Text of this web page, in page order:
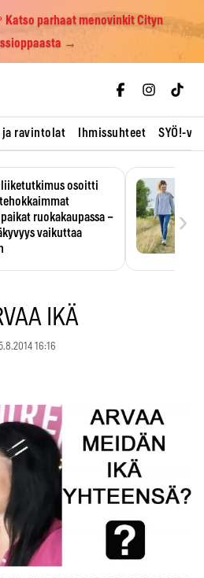
Katso parhaat menovinkit Cityn
→
ja ravintolat Ihmissuhteet SYÖ!-
osoitti
ruokakaupassa –
vaikuttaa
›
IKÄ
16:16